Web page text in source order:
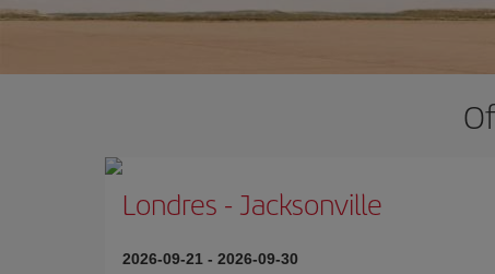
Londres - Jacksonville
2026-09-21 - 2026-09-30